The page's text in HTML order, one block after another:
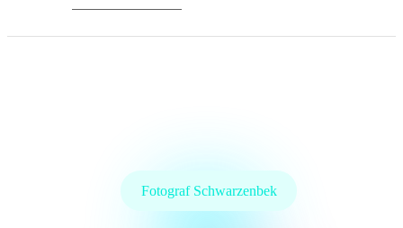
Fotograf Schwarzenbek